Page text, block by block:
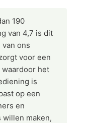
190
van 4,7 is dit
ons
voor een
het
is
op een
en
maken,